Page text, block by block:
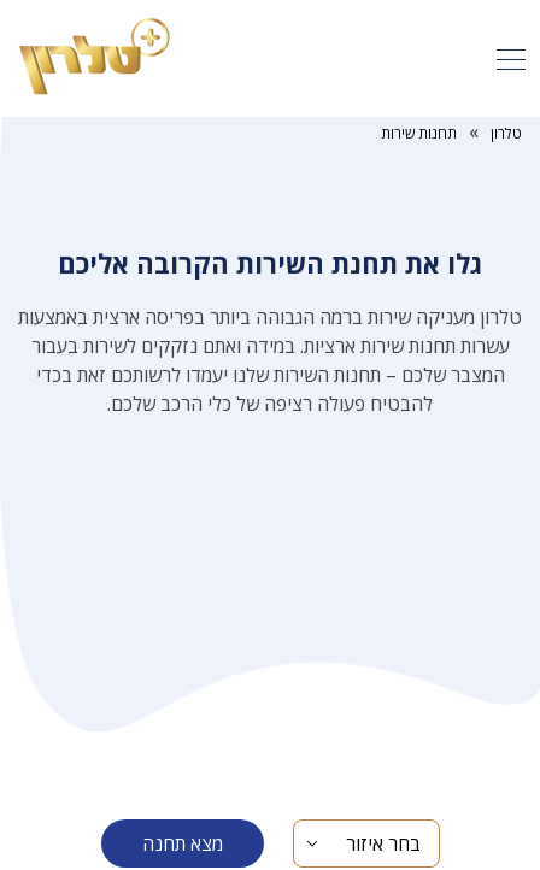
טלרון » תחנות שירות
גלו את תחנת השירות הקרובה אליכם
טלרון מעניקה שירות ברמה הגבוהה ביותר בפריסה ארצית באמצעות
עשרות תחנות שירות ארציות. במידה ואתם נזקקים לשירות בעבור
המצבר שלכם – תחנות השירות שלנו יעמדו לרשותכם זאת בכדי
להבטיח פעולה רציפה של כלי הרכב שלכם.